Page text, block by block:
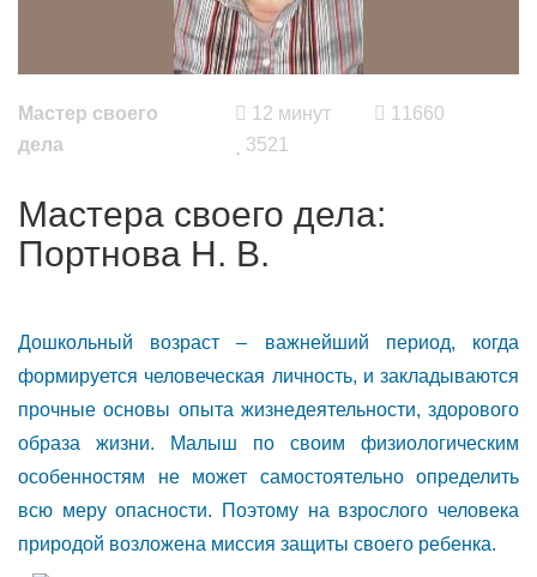
Мастер своего
дела
12 минут
11660
3521
Мастера своего дела:
Портнова Н. В.
Дошкольный возраст – важнейший период, когда
формируется человеческая личность, и закладываются
прочные основы опыта жизнедеятельности, здорового
образа жизни. Малыш по своим физиологическим
особенностям не может самостоятельно определить
всю меру опасности. Поэтому на взрослого человека
природой возложена миссия защиты своего ребенка.